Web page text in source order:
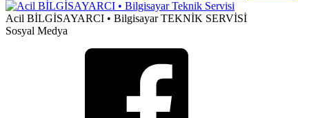
Acil BİLGİSAYARCI • Bilgisayar TEKNİK SERVİSİ
Sosyal Medya